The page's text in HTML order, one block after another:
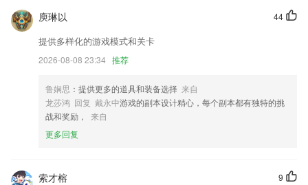
44
庾琳以
提供多样化的游戏模式和关卡
2026-08-08 23:34 推荐
鲁娴思 ：提供更多的道具和装备选择 来自
龙莎鸿 回复 戴永中游戏的副本设计精心，每个副本都有独特的挑
战和奖励，
来自
更多回复
9
索才榕